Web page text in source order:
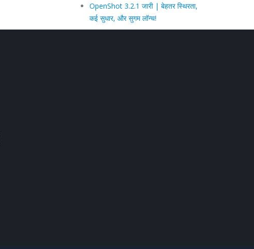
OpenShot 3.2.1 जारी | बेहतर स्थिरता,
कई सुधार, और सुगम लॉन्च!